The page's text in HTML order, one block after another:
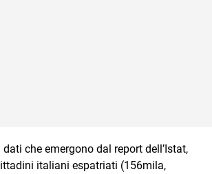
che emergono dal report dell’Istat,
italiani espatriati (156mila,